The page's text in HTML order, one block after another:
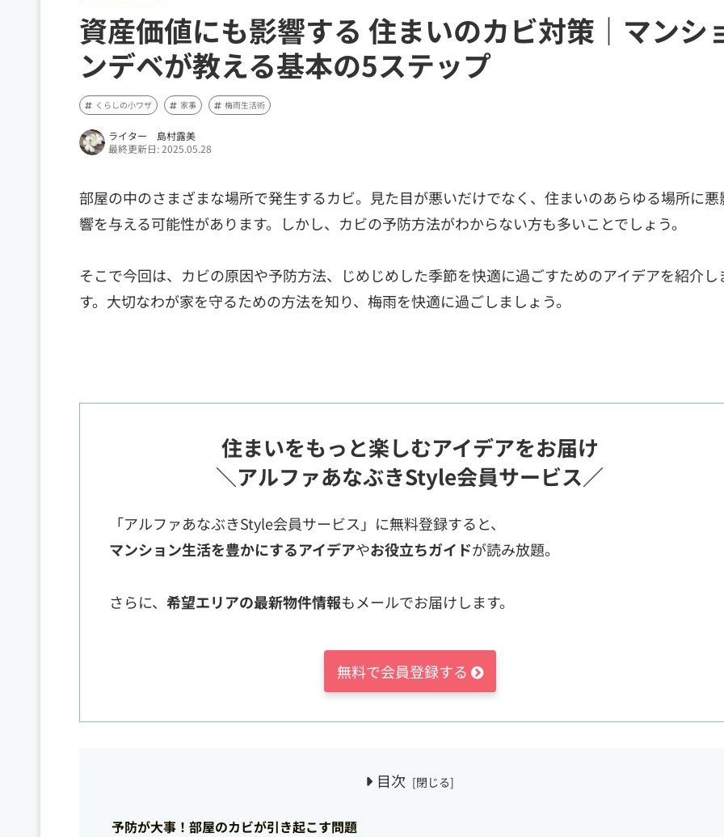
資産価値にも影響する 住まいのカビ対策｜マンシ
ンデベが教える基本の5ステップ
くらしの小ワザ 家事 梅雨生活術
ライター 島村露美
最終更新日: 2025.05.28
部屋の中のさまざまな場所で発生するカビ。見た目が悪いだけでなく、住まいのあらゆる場所に悪
響を与える可能性があります。しかし、カビの予防方法がわからない方も多いことでしょう。
そこで今回は、カビの原因や予防方法、じめじめした季節を快適に過ごすためのアイデアを紹介し
す。大切なわが家を守るための方法を知り、梅雨を快適に過ごしましょう。
住まいをもっと楽しむアイデアをお届け
＼アルファあなぶきStyle会員サービス／
「アルファあなぶきStyle会員サービス」に無料登録すると、
マンション生活を豊かにするアイデアやお役立ちガイドが読み放題。
さらに、 希望エリアの最新物件情報もメールでお届けします。
無料で会員登録する
目次
予防が大事！部屋のカビが引き起こす問題